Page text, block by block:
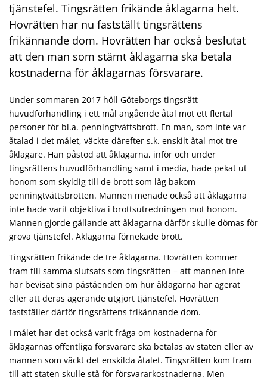
tjänstefel. Tingsrätten frikände åklagarna helt.
Hovrätten har nu fastställt tingsrättens
frikännande dom. Hovrätten har också beslutat
att den man som stämt åklagarna ska betala
kostnaderna för åklagarnas försvarare.
Under sommaren 2017 höll Göteborgs tingsrätt
huvudförhandling i ett mål angående åtal mot ett flertal
personer för bl.a. penningtvättsbrott. En man, som inte var
åtalad i det målet, väckte därefter s.k. enskilt åtal mot tre
åklagare. Han påstod att åklagarna, inför och under
tingsrättens huvudförhandling samt i media, hade pekat ut
honom som skyldig till de brott som låg bakom
penningtvättsbrotten. Mannen menade också att åklagarna
inte hade varit objektiva i brottsutredningen mot honom.
Mannen gjorde gällande att åklagarna därför skulle dömas för
grova tjänstefel. Åklagarna förnekade brott.
Tingsrätten frikände de tre åklagarna. Hovrätten kommer
fram till samma slutsats som tingsrätten – att mannen inte
har bevisat sina påståenden om hur åklagarna har agerat
eller att deras agerande utgjort tjänstefel. Hovrätten
fastställer därför tingsrättens frikännande dom.
I målet har det också varit fråga om kostnaderna för
åklagarnas offentliga försvarare ska betalas av staten eller av
mannen som väckt det enskilda åtalet. Tingsrätten kom fram
till att staten skulle stå för försvararkostnaderna. Men